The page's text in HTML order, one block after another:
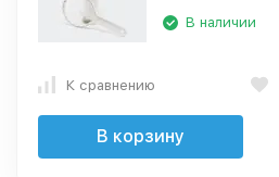
В наличии
К сравнению
В корзину